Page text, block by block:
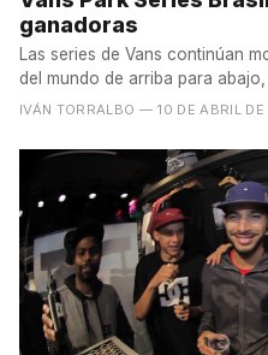
ganadoras
Las series de Vans continúan
del mundo de arriba para
IVÁN TORRALBO — 10 DE ABRIL DE